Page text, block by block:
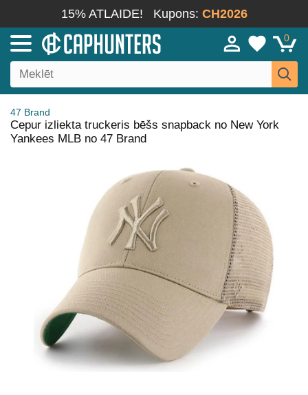
15% ATLAIDE! Kupons: CH2026
0
47 Brand
Cepur izliekta truckeris bēšs snapback no New York
Yankees MLB no 47 Brand